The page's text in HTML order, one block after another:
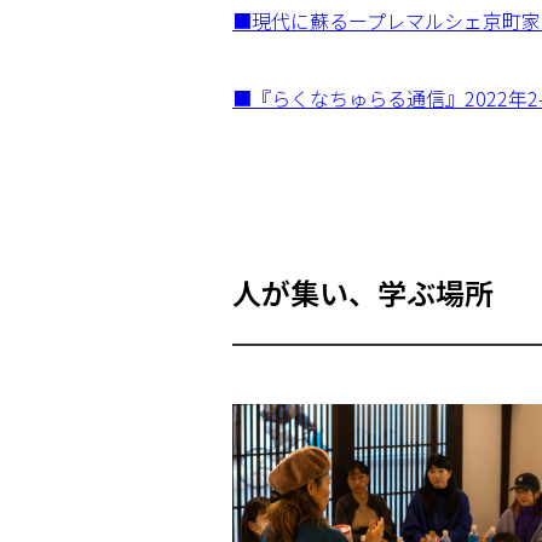
■現代に蘇るープレマルシェ京町
■『らくなちゅらる通信』2022年
人が集い、学ぶ場所